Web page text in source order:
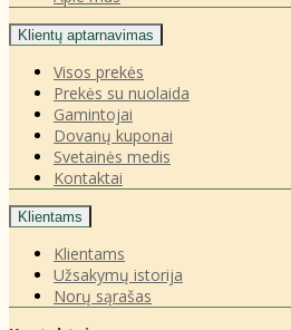
Klientų aptarnavimas
Visos prekės
Prekės su nuolaida
Gamintojai
Dovanų kuponai
Svetainės medis
Kontaktai
Klientams
Klientams
Užsakymų istorija
Norų sąrašas